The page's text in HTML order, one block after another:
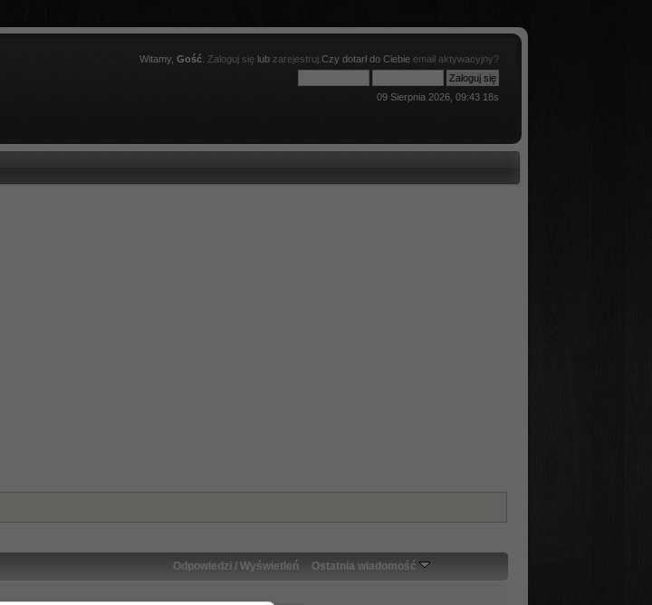
Witamy, Gość Zaloguj się lub zarejestruj .Czy dotarł do Ciebie email aktywacyjny?
09 Sierpnia 2026, 09:43 18s
Odpowiedzi / Wyświetleń
Ostatnia wiadomość